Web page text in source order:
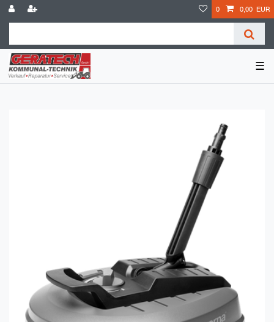
0 0,00 EUR
☰